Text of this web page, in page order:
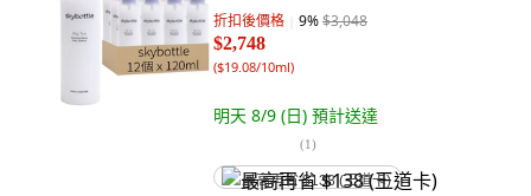
折扣後價格 9%$3,048
$2,748
($19.08/10ml)
明天 8/9 (日) 預計送達
(1)
最高再省 $138 (王道卡)